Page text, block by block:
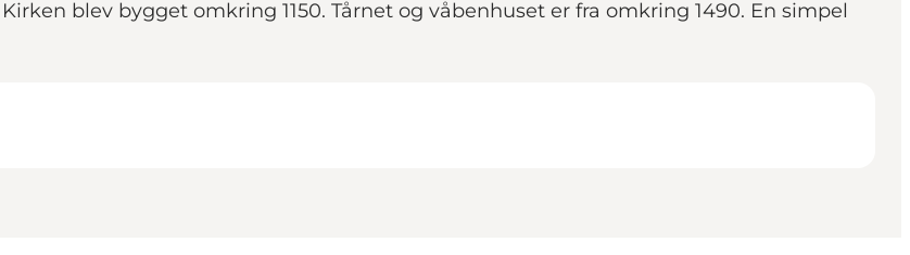
blev bygget omkring 1150. Tårnet og våbenhuset er fra omkring 1490. En simpel